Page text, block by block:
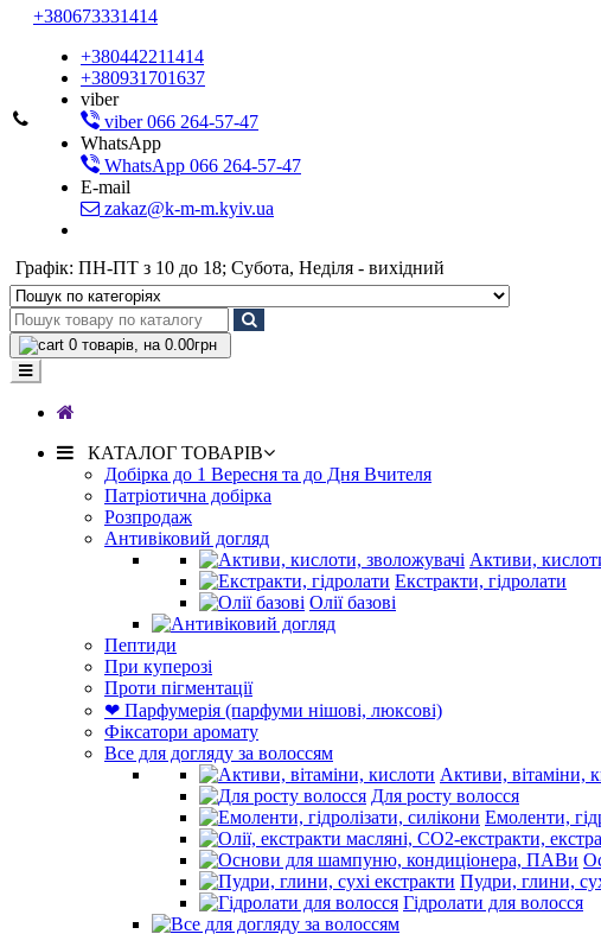
+380673331414
+380442211414
+380931701637
viber
viber 066 264-57-47
WhatsApp
WhatsApp 066 264-57-47
E-mail
zakaz@k-m-m.kyiv.ua
Графік: ПН-ПТ з 10 до 18; Субота, Неділя - вихідний
0 товарів, на 0.00грн
КАТАЛОГ ТОВАРІВ
Добірка до 1 Вересня та до Дня Вчителя
Патріотична добірка
Розпродаж
Антивіковий догляд
Активи,
Екстракти, гідролати
Олії базові
Пептиди
При куперозі
Проти пігментації
❤ Парфумерія (парфуми нішові, люксові)
Фіксатори аромату
Все для догляду за волоссям
Активи, вітаміни,
Для росту волосся
Емоленти,
Пудри, глини,
Гідролати для волосся